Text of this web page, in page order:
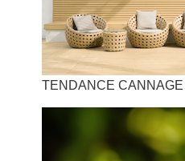
TENDANCE CANNAGE